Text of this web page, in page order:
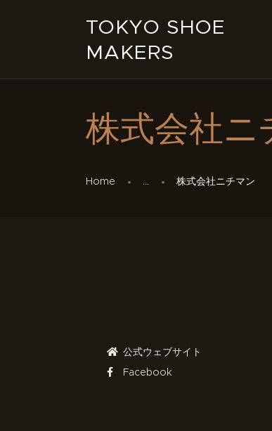
TOKYO SHOE
MAKERS
株式会社ニ
Home ... 株式会社ニチマン
公式ウェブサイト
Facebook